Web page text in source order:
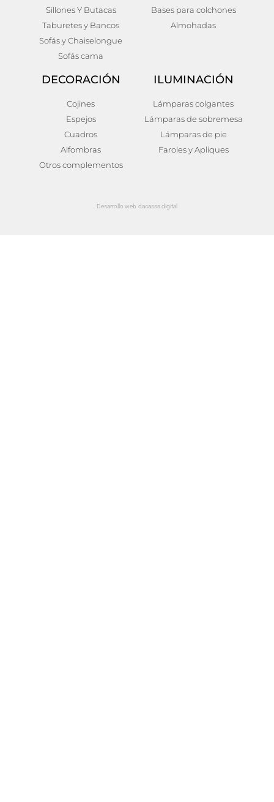
Sillones Y Butacas
Taburetes y Bancos
Sofás y Chaiselongue
Sofás cama
Bases para colchones
Almohadas
DECORACIÓN
Cojines
Espejos
Cuadros
Alfombras
Otros complementos
ILUMINACIÓN
Lámparas colgantes
Lámparas de sobremesa
Lámparas de pie
Faroles y Apliques
Desarrollo web dacassa.digital